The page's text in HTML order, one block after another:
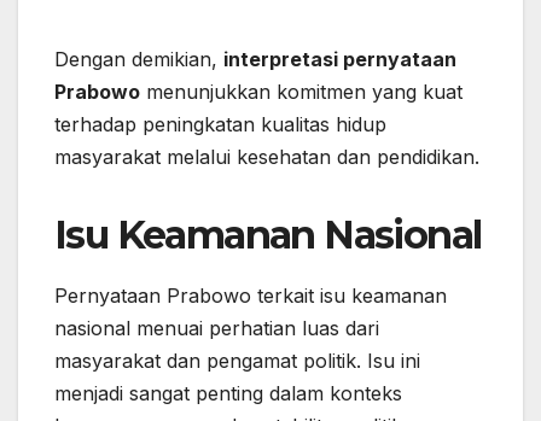
Dengan demikian, interpretasi pernyataan
Prabowo menunjukkan komitmen yang kuat
terhadap peningkatan kualitas hidup
masyarakat melalui kesehatan dan pendidikan.
Isu Keamanan Nasional
Pernyataan Prabowo terkait isu keamanan
nasional menuai perhatian luas dari
masyarakat dan pengamat politik. Isu ini
menjadi sangat penting dalam konteks